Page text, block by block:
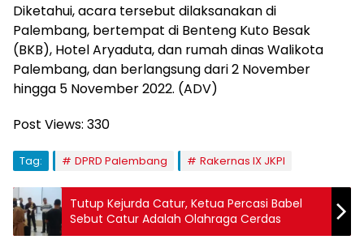
Diketahui, acara tersebut dilaksanakan di
Palembang, bertempat di Benteng Kuto Besak
(BKB), Hotel Aryaduta, dan rumah dinas Walikota
Palembang, dan berlangsung dari 2 November
hingga 5 November 2022. (ADV)
Post Views: 330
Tag: DPRD Palembang Rakernas IX JKPI
Tutup Kejurda Catur, Ketua Percasi Babel
Sebut Catur Adalah Olahraga Cerdas